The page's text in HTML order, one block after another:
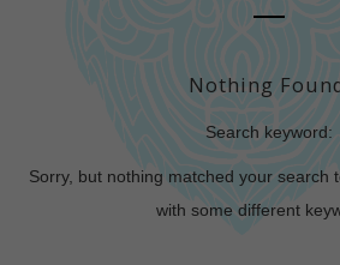
Nothing
Search keyword:
Sorry, but nothing matched your search
with some different